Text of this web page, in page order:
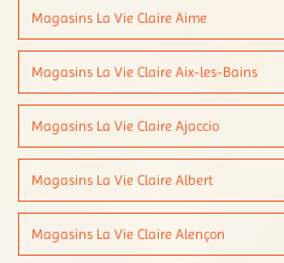
Magasins La Vie Claire Aime
Magasins La Vie Claire Aix-les-Bains
Magasins La Vie Claire Ajaccio
Magasins La Vie Claire Albert
Magasins La Vie Claire Alençon